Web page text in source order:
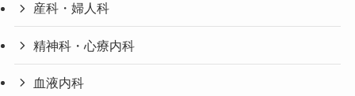
産科・婦人科
精神科・心療内科
血液内科